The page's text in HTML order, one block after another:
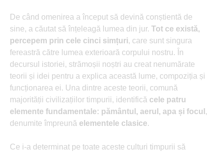
De când omenirea a început să devină conștientă de
sine, a căutat să înțeleagă lumea din jur. Tot ce există,
percepem prin cele cinci simțuri, care sunt singura
fereastră către lumea exterioară corpului nostru. În
decursul istoriei, strămoșii noștri au creat nenumărate
teorii și idei pentru a explica această lume, compoziția și
funcționarea ei. Una dintre aceste teorii, comună
majorității civilizațiilor timpurii, identifică cele patru
elemente fundamentale: pământul, aerul, apa și focul ,
denumite împreună elementele clasice.
Ce i-a determinat pe toate aceste culturi timpurii să